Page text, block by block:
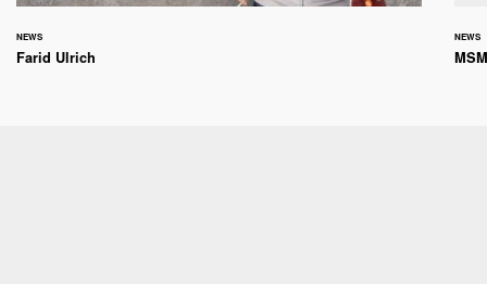
NEWS
Farid Ulrich
NEWS